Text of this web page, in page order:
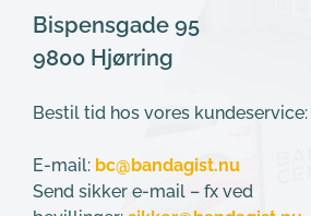
Bispensgade 95
9800 Hjørring
Bestil tid hos vores kundeservice:
E-mail: bc@bandagist.nu
Send sikker e-mail – fx ved